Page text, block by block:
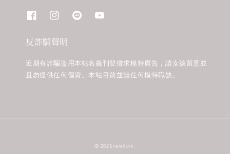
反詐騙聲明
近期有詐騙盜用本站名義刊登徵求模特廣告，請女孩留意並
且勿提供任何個資。本站目前並無任何模特職缺。
© 2026 rereburn.